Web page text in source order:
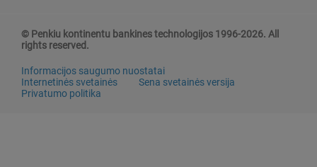
© Penkiu kontinentu bankines technologijos 1996-2026. All
rights reserved.
Informacijos saugumo nuostatai
Internetinės svetainės
Sena svetainės versija
Privatumo politika